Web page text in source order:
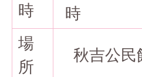
時
時
場
所
秋吉公民